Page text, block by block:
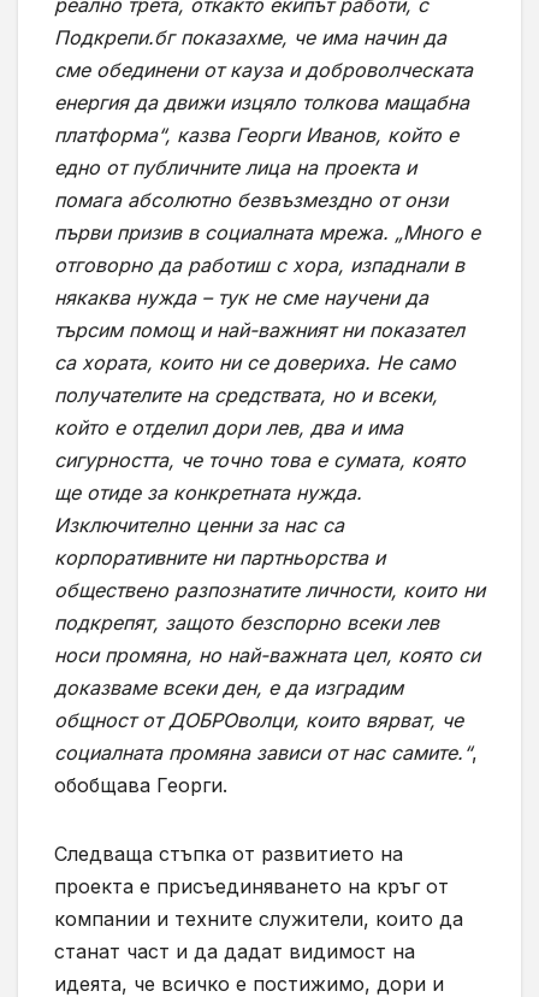
Подкрепи.бг показахме, че има начин да
сме обединени от кауза и доброволческата
енергия да движи изцяло толкова мащабна
платформа“, казва Георги Иванов, който е
едно от публичните лица на проекта и
помага абсолютно безвъзмездно от онзи
първи призив в социалната мрежа. „Много е
отговорно да работиш с хора, изпаднали в
някаква нужда – тук не сме научени да
търсим помощ и най-важният ни показател
са хората, които ни се довериха. Не само
получателите на средствата, но и всеки,
който е отделил дори лев, два и има
сигурността, че точно това е сумата, която
ще отиде за конкретната нужда.
Изключително ценни за нас са
корпоративните ни партньорства и
обществено разпознатите личности, които ни
подкрепят, защото безспорно всеки лев
носи промяна, но най-важната цел, която си
доказваме всеки ден, е да изградим
общност от ДОБРОволци, които вярват, че
социалната промяна зависи от нас самите.“,
обобщава Георги.
Следваща стъпка от развитието на
проекта е присъединяването на кръг от
компании и техните служители, които да
станат част и да дадат видимост на
идеята, че всичко е постижимо, дори и